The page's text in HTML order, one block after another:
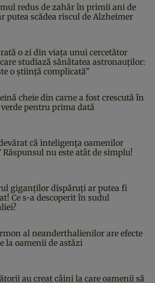
redus de zahăr în primii ani de
putea scădea riscul de Alzheimer
o zi din viața unui cercetător
studiază sănătatea astronauților:
o știință complicată”
cheie din carne a fost crescută în
pentru prima dată
că inteligența oamenilor
Răspunsul nu este atât de simplu!
giganților dispăruți ar putea fi
Ce s-a descoperit în sudul
al neanderthalienilor are efecte
la oamenii de astăzi
au creat câini la care oamenii să